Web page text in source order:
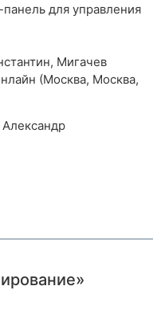
для управления
Мигачев
(Москва, Москва,